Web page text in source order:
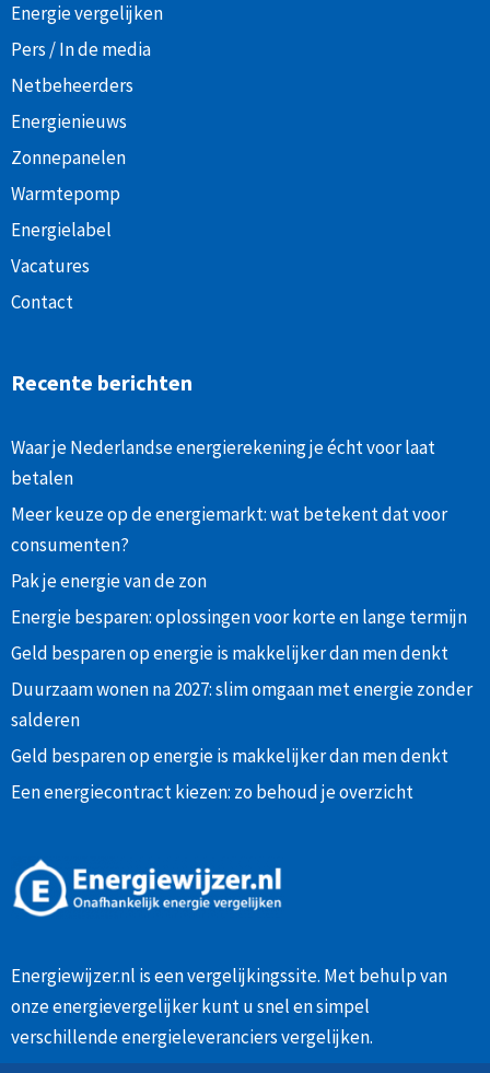
Energie vergelijken
Pers / In de media
Netbeheerders
Energienieuws
Zonnepanelen
Warmtepomp
Energielabel
Vacatures
Contact
Recente berichten
Waar je Nederlandse energierekening je écht voor laat
betalen
Meer keuze op de energiemarkt: wat betekent dat voor
consumenten?
Pak je energie van de zon
Energie besparen: oplossingen voor korte en lange termijn
Geld besparen op energie is makkelijker dan men denkt
Duurzaam wonen na 2027: slim omgaan met energie zonder
salderen
Geld besparen op energie is makkelijker dan men denkt
Een energiecontract kiezen: zo behoud je overzicht
Energiewijzer.nl is een vergelijkingssite. Met behulp van
onzeenergievergelijkerkunt u snel en simpel
verschillende energieleveranciers vergelijken.